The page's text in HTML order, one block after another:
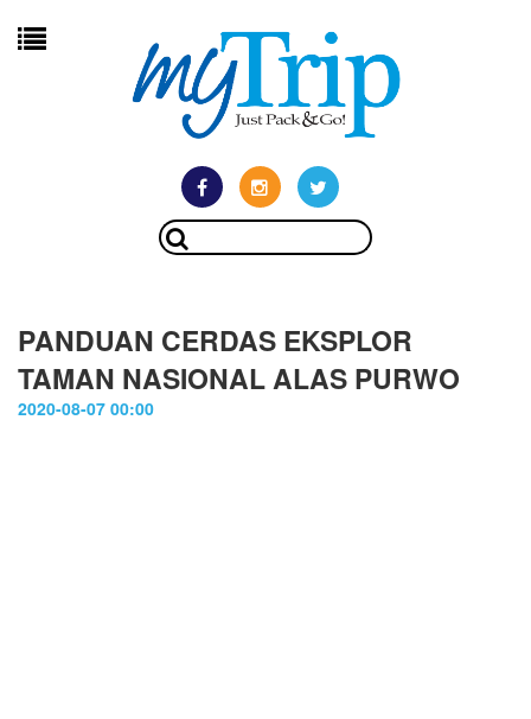
PANDUAN CERDAS EKSPLOR
TAMAN NASIONAL ALAS PURWO
2020-08-07 00:00